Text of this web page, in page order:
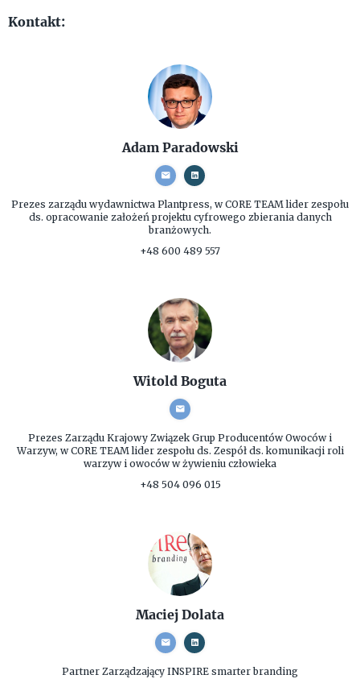
Kontakt:
Adam Paradowski
Prezes zarządu wydawnictwa Plantpress, w CORE TEAM lider zespołu
ds. opracowanie założeń projektu cyfrowego zbierania danych
branżowych.
+48 600 489 557
Witold Boguta
Prezes Zarządu Krajowy Związek Grup Producentów Owoców i
Warzyw, w CORE TEAM lider zespołu ds. Zespół ds. komunikacji roli
warzyw i owoców w żywieniu człowieka
+48 504 096 015
Maciej Dolata
Partner Zarządzający INSPIRE smarter branding